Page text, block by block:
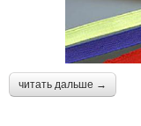
читать дальше →